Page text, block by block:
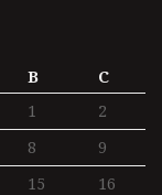
B
C
1
2
8
9
15
16